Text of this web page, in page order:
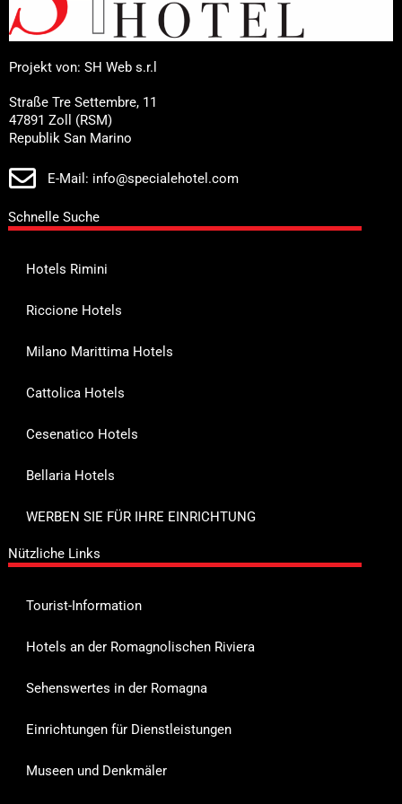
Projekt von: SH Web s.r.l
Straße Tre Settembre, 11
47891 Zoll (RSM)
Republik San Marino
E-Mail: info@specialehotel.com
Schnelle Suche
Hotels Rimini
Riccione Hotels
Milano Marittima Hotels
Cattolica Hotels
Cesenatico Hotels
Bellaria Hotels
WERBEN SIE FÜR IHRE EINRICHTUNG
Nützliche Links
Tourist-Information
Hotels an der Romagnolischen Riviera
Sehenswertes in der Romagna
Einrichtungen für Dienstleistungen
Museen und Denkmäler